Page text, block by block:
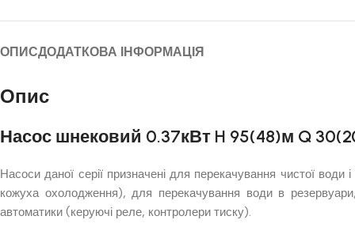
ОПИСДОДАТКОВА ІНФОРМАЦІЯ
Опис
Насос шнековий 0.37кВт H 95(48)м Q
Насоси даної серії призначені для перекачування чистої
кожуха охолодження), для перекачування води в
автоматики (керуючі реле, контролери тиску).